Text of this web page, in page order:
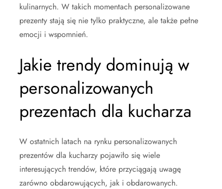
kulinarnych. W takich momentach personalizowane
prezenty stają się nie tylko praktyczne, ale także pełne
emocji i wspomnień.
Jakie trendy dominują w
personalizowanych
prezentach dla kucharza
W ostatnich latach na rynku personalizowanych
prezentów dla kucharzy pojawiło się wiele
interesujących trendów, które przyciągają uwagę
zarówno obdarowujących, jak i obdarowanych.